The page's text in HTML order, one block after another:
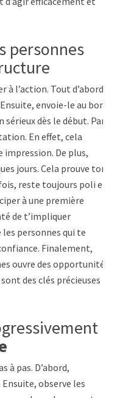
personnes
l’action. Tout d’abord,
envoie-le au bon
dès le début. Par
En effet, cela
impression. De plus,
jours. Cela prouve ton
reste toujours poli et
à une première
de t’impliquer
personnes qui te
Finalement,
ouvre des opportunités.
des clés précieuses
à pas. D’abord,
observe les